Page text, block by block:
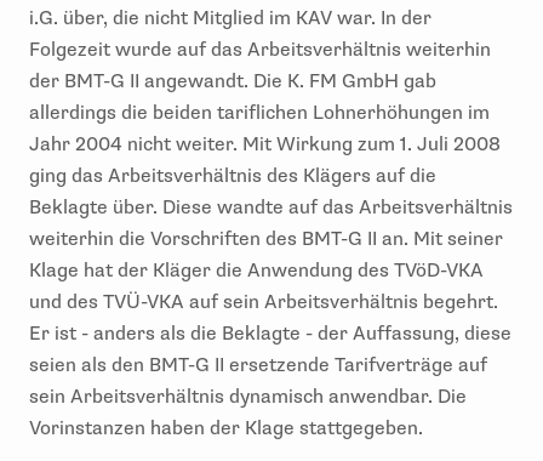
i.G. über, die nicht Mitglied im KAV war. In der
Folgezeit wurde auf das Arbeitsverhältnis weiterhin
der BMT-G II angewandt. Die K. FM GmbH gab
allerdings die beiden tariflichen Lohnerhöhungen im
Jahr 2004 nicht weiter. Mit Wirkung zum 1. Juli 2008
ging das Arbeitsverhältnis des Klägers auf die
Beklagte über. Diese wandte auf das Arbeitsverhältnis
weiterhin die Vorschriften des BMT-G II an. Mit seiner
Klage hat der Kläger die Anwendung des TVöD-VKA
und des TVÜ-VKA auf sein Arbeitsverhältnis begehrt.
Er ist - anders als die Beklagte - der Auffassung, diese
seien als den BMT-G II ersetzende Tarifverträge auf
sein Arbeitsverhältnis dynamisch anwendbar. Die
Vorinstanzen haben der Klage stattgegeben.